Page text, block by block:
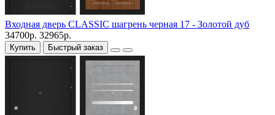
Входная дверь CLASSIC шагрень черная 17 - Золотой дуб
34700р. 32965р.
Купить Быстрый заказ